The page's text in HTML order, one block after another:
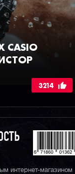
3214
интернет-магазином